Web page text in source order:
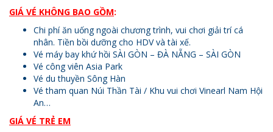
GIÁ VÉ KHÔNG BAO GỒM:
Chi phí ăn uống ngoài chương trình, vui chơi giải trí cá
nhân. Tiền bồi dưỡng cho HDV và tài xế.
Vé máy bay khứ hồi SÀI GÒN – ĐÀ NẴNG – SÀI GÒN
Vé công viên Asia Park
Vé du thuyền Sông Hàn
Vé tham quan Núi Thần Tài / Khu vui chơi Vinearl Nam Hội
An…
GIÁ VÉ TRẺ EM